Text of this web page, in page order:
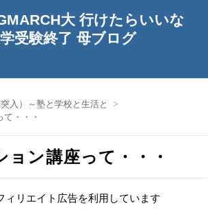
大 行けたらいいな
学受験終了 母ブログ
入）～塾と学校と生活と
・・・
ョン講座って・・・
リエイト広告を利用しています